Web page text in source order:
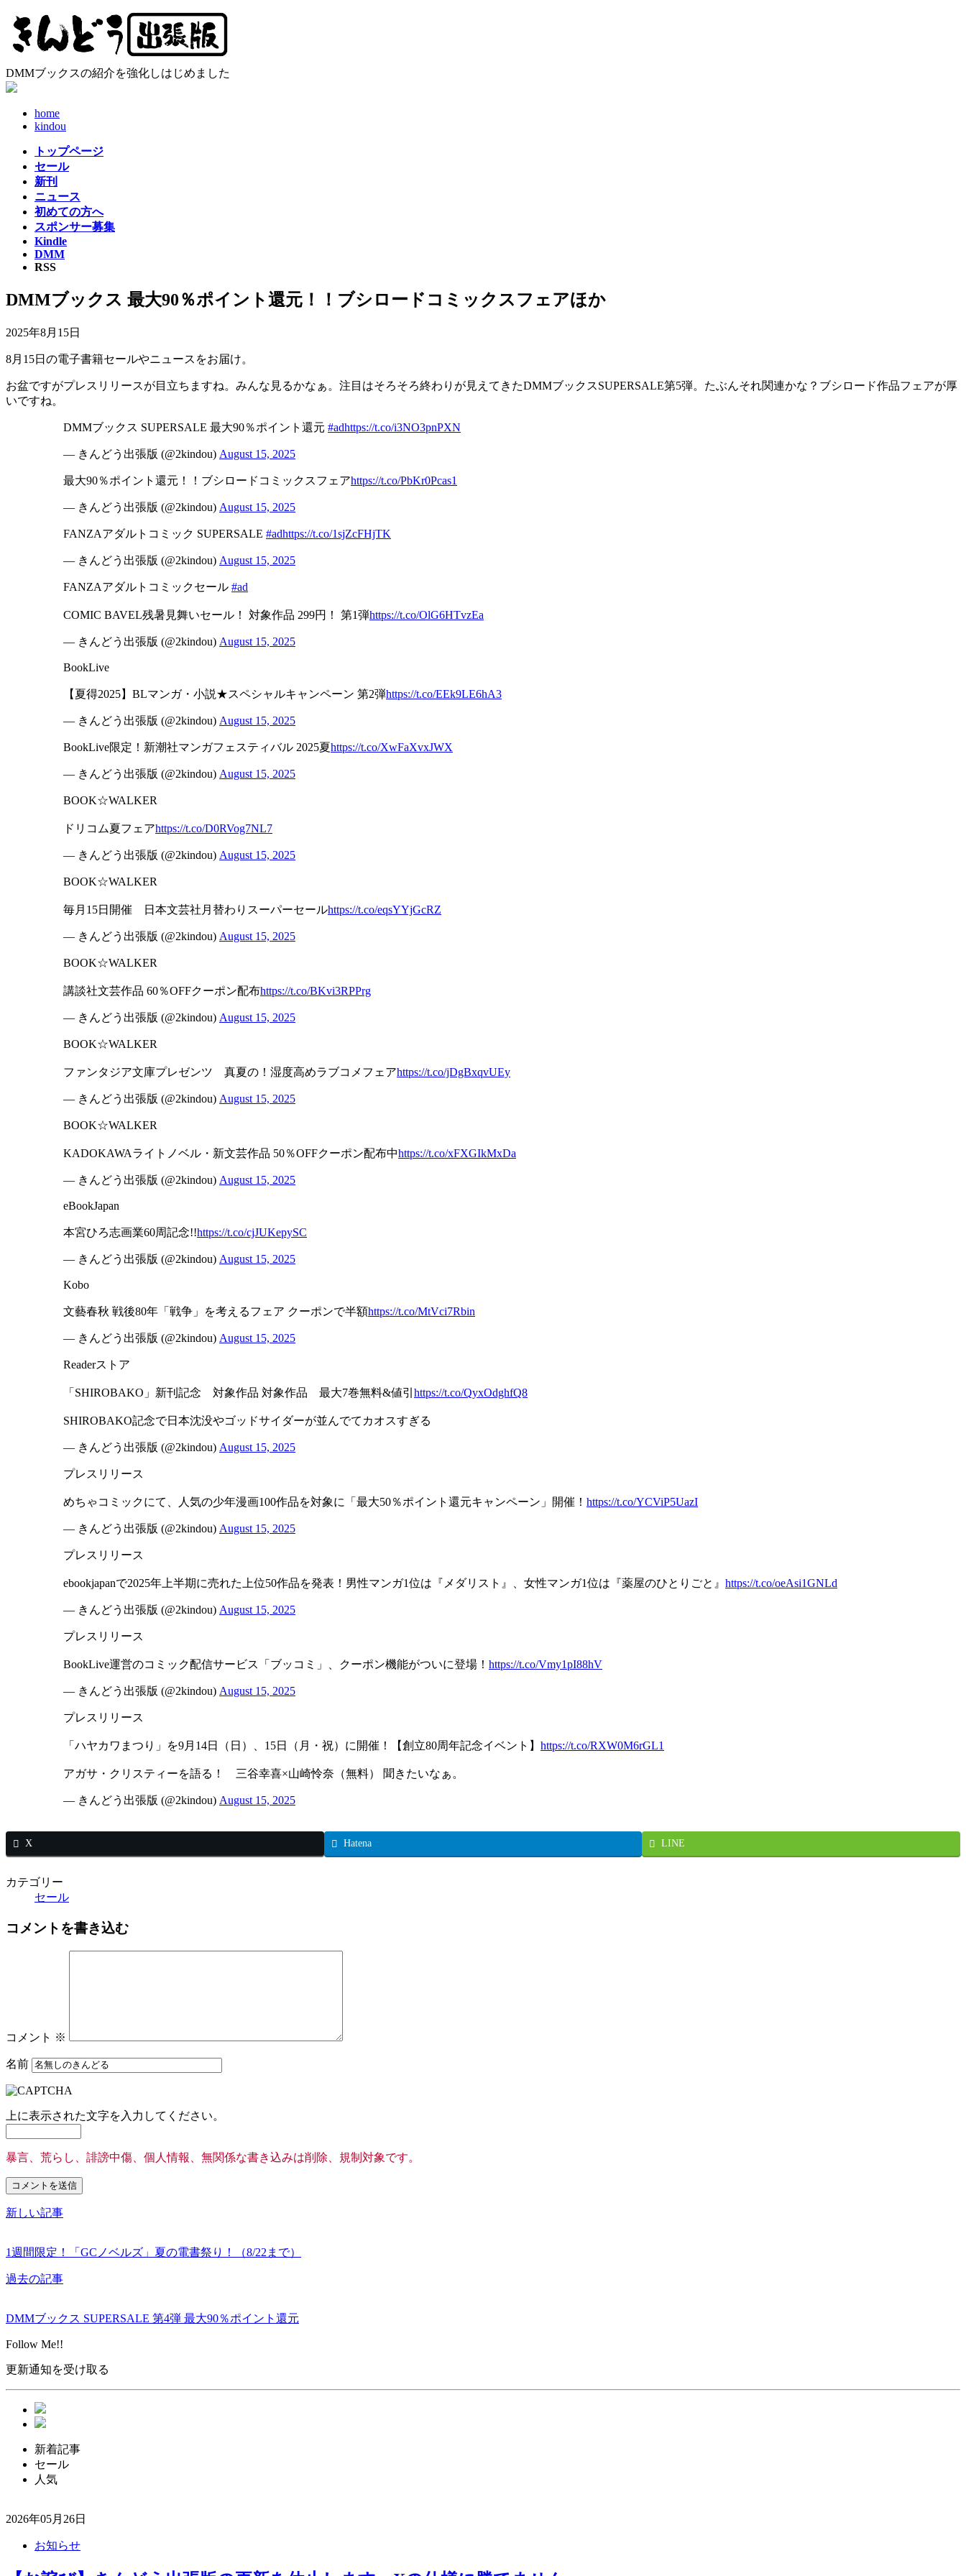
ン
テ
ツ
へ
ビ
ゲ
シ
ョ
DMMブックスの紹介を強化しはじめました
home
kindou
トップページ
セール
新刊
ニュース
初めての方へ
スポンサー募集
Kindle
DMM
RSS
DMMブックス 最大90％ポイント還元！！ブシロードコミックスフェアほか
2025年8月15日
8月15日の電子書籍セールやニュースをお届け。
お盆ですがプレスリリースが目立ちますね。みんな見るかなぁ。注目はそろそろ終わりが見えてきたDMMブックスSUPERSALE第5弾。たぶんそれ関連かな？ブシロード作品フェアが厚
いですね。
DMMブックス SUPERSALE 最大90％ポイント還元 #adhttps://t.co/i3NO3pnPXN
— きんどう出張版 (@2kindou) August 15, 2025
最大90％ポイント還元！！ブシロードコミックスフェアhttps://t.co/PbKr0Pcas1
— きんどう出張版 (@2kindou) August 15, 2025
FANZAアダルトコミック SUPERSALE #adhttps://t.co/1sjZcFHjTK
— きんどう出張版 (@2kindou) August 15, 2025
FANZAアダルトコミックセール #ad
COMIC BAVEL残暑見舞いセール！ 対象作品 299円！ 第1弾https://t.co/OlG6HTvzEa
— きんどう出張版 (@2kindou) August 15, 2025
BookLive
【夏得2025】BLマンガ・小説★スペシャルキャンペーン 第2弾https://t.co/EEk9LE6hA3
— きんどう出張版 (@2kindou) August 15, 2025
BookLive限定！新潮社マンガフェスティバル 2025夏https://t.co/XwFaXvxJWX
— きんどう出張版 (@2kindou) August 15, 2025
BOOK☆WALKER
ドリコム夏フェアhttps://t.co/D0RVog7NL7
— きんどう出張版 (@2kindou) August 15, 2025
BOOK☆WALKER
毎月15日開催 日本文芸社月替わりスーパーセールhttps://t.co/eqsYYjGcRZ
— きんどう出張版 (@2kindou) August 15, 2025
BOOK☆WALKER
講談社文芸作品 60％OFFクーポン配布https://t.co/BKvi3RPPrg
— きんどう出張版 (@2kindou) August 15, 2025
BOOK☆WALKER
ファンタジア文庫プレゼンツ 真夏の！湿度高めラブコメフェアhttps://t.co/jDgBxqvUEy
— きんどう出張版 (@2kindou) August 15, 2025
BOOK☆WALKER
KADOKAWAライトノベル・新文芸作品 50％OFFクーポン配布中https://t.co/xFXGIkMxDa
— きんどう出張版 (@2kindou) August 15, 2025
eBookJapan
本宮ひろ志画業60周記念!!https://t.co/cjJUKepySC
— きんどう出張版 (@2kindou) August 15, 2025
Kobo
文藝春秋 戦後80年「戦争」を考えるフェア クーポンで半額https://t.co/MtVci7Rbin
— きんどう出張版 (@2kindou) August 15, 2025
Readerストア
「SHIROBAKO」新刊記念 対象作品 対象作品 最大7巻無料&値引 https://t.co/QyxOdghfQ8
SHIROBAKO記念で日本沈没やゴッドサイダーが並んでてカオスすぎる
— きんどう出張版 (@2kindou) August 15, 2025
プレスリリース
めちゃコミックにて、人気の少年漫画100作品を対象に「最大50％ポイント還元キャンペーン」開催！ https://t.co/YCViP5UazI
— きんどう出張版 (@2kindou) August 15, 2025
プレスリリース
ebookjapanで2025年上半期に売れた上位50作品を発表！男性マンガ1位は『メダリスト』、女性マンガ1位は『薬屋のひとりごと』 https://t.co/oeAsi1GNLd
— きんどう出張版 (@2kindou) August 15, 2025
プレスリリース
BookLive運営のコミック配信サービス「ブッコミ」、クーポン機能がついに登場！ https://t.co/Vmy1pI88hV
— きんどう出張版 (@2kindou) August 15, 2025
プレスリリース
「ハヤカワまつり」を9月14日（日）、15日（月・祝）に開催！【創立80周年記念イベント】 https://t.co/RXW0M6rGL1
アガサ・クリスティーを語る！ 三谷幸喜×山崎怜奈（無料） 聞きたいなぁ。
— きんどう出張版 (@2kindou) August 15, 2025
X Hatena LINE
カテゴリー
セール
コメントを書き込む
コメント ※
名前
上に表示された文字を入力してください。
暴言、荒らし、誹謗中傷、個人情報、無関係な書き込みは削除、規制対象です。
新しい記事
1週間限定！「GCノベルズ」夏の電書祭り！（8/22まで）
過去の記事
DMMブックス SUPERSALE 第4弾 最大90％ポイント還元
Follow Me!!
更新通知を受け取る
新着記事
セール
人気
2026年05月26日
お知らせ